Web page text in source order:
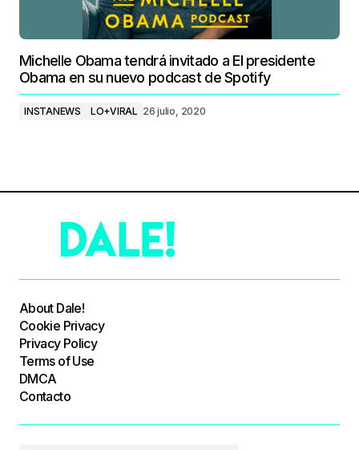
Michelle Obama tendrá invitado a El presidente
Obama en su nuevo podcast de Spotify
INSTANEWS LO+VIRAL 26 julio, 2020
About Dale!
Cookie Privacy
Privacy Policy
Terms of Use
DMCA
Contacto